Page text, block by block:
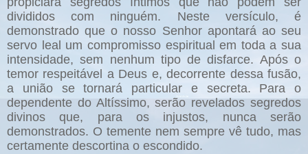
divididos com ninguém. Neste versículo, é
demonstrado que o nosso Senhor apontará ao seu
servo leal um compromisso espiritual em toda a sua
intensidade, sem nenhum tipo de disfarce. Após o
temor respeitável a Deus e, decorrente dessa fusão,
a união se tornará particular e secreta. Para o
dependente do Altíssimo, serão revelados segredos
divinos que, para os injustos, nunca serão
demonstrados. O temente nem sempre vê tudo, mas
certamente descortina o escondido.